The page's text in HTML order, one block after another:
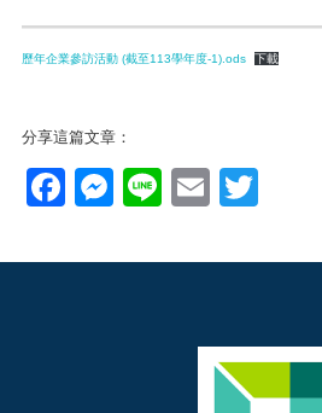
歷年企業參訪活動 (截至113學年度-1).ods 下載
分享這篇文章：
Facebook
Messenger
LineEmail